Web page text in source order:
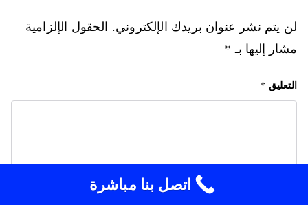
لن يتم نشر عنوان بريدك الإلكتروني. الحقول الإلزامية
مشار إليها بـ *
التعليق *
اتصل بنا مباشرة